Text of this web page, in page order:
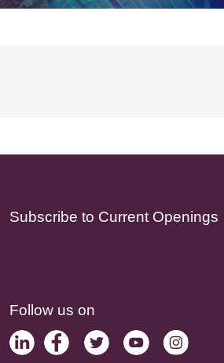
Subscribe to Current Openings
Follow us on